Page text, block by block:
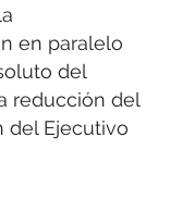
en paralelo
del
reducción del
del Ejecutivo